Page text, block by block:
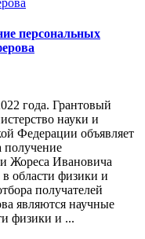
персональных
года. Грантовый
науки и
Федерации объявляет
получение
Жореса Ивановича
области физики и
получателей
являются научные
физики и ...